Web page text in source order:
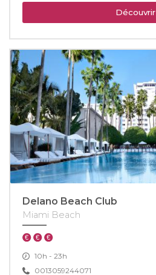
Découvrir
Delano Beach Club
Miami Beach
10h - 23h
0013059244071